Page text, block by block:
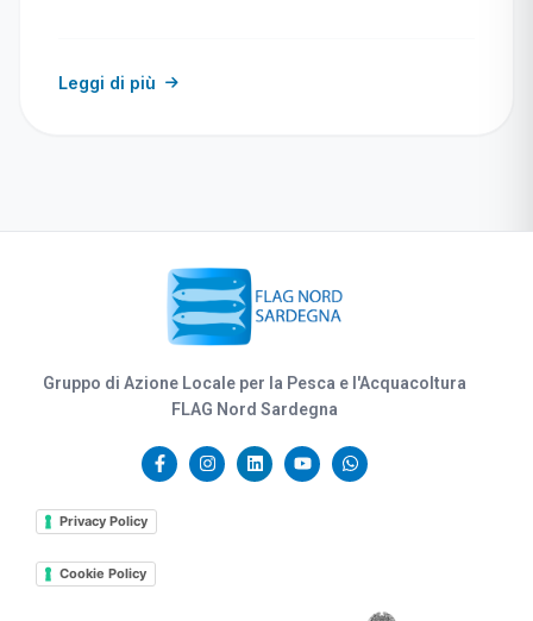
Leggi di più
Gruppo di Azione Locale per la Pesca e l'Acquacoltura
FLAG Nord Sardegna
Privacy Policy
Cookie Policy